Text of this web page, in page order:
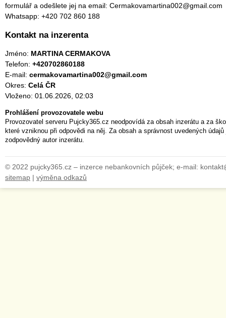
formulář a odešlete jej na email: Cermakovamartina002@gmail.com
Whatsapp: +420 702 860 188
Kontakt na inzerenta
Jméno: MARTINA CERMAKOVA
Telefon: +420702860188
E-mail: cermakovamartina002@gmail.com
Okres: Celá ČR
Vloženo: 01.06.2026, 02:03
Prohlášení provozovatele webu
Provozovatel serveru Pujcky365.cz neodpovídá za obsah inzerátu a za
které vzniknou při odpovědi na něj. Za obsah a správnost uvedených
zodpovědný autor inzerátu.
© 2022 pujcky365.cz – inzerce nebankovních půjček; e-mail:
sitemap | výměna odkazů